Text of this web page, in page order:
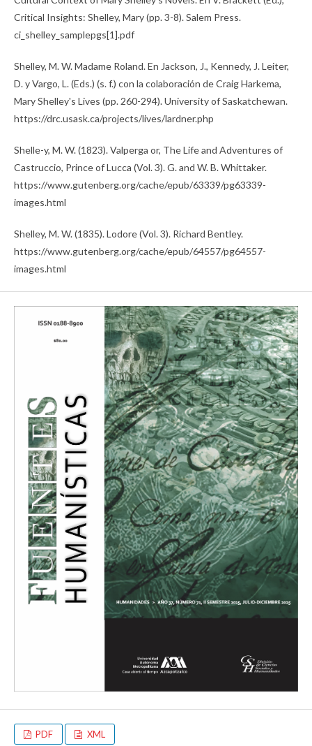
Critical Insights: Shelley, Mary (pp. 3-8). Salem Press.
ci_shelley_samplepgs[1].pdf
Shelley, M. W. Madame Roland. En Jackson, J., Kennedy, J. Leiter,
D. y Vargo, L. (Eds.) (s. f.) con la colaboración de Craig Harkema,
Mary Shelley's Lives (pp. 260-294). University of Saskatchewan.
https://drc.usask.ca/projects/lives/lardner.php
Shelle-y, M. W. (1823). Valperga or, The Life and Adventures of
Castruccio, Prince of Lucca (Vol. 3). G. and W. B. Whittaker.
https://www.gutenberg.org/cache/epub/63339/pg63339-
images.html
Shelley, M. W. (1835). Lodore (Vol. 3). Richard Bentley.
https://www.gutenberg.org/cache/epub/64557/pg64557-
images.html
PDF XML